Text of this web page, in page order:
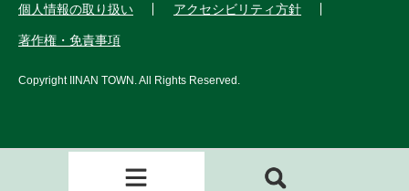
個人情報の取り扱い アクセシビリティ方針
著作権・免責事項
Copyright IINAN TOWN . All Rights Reserved.